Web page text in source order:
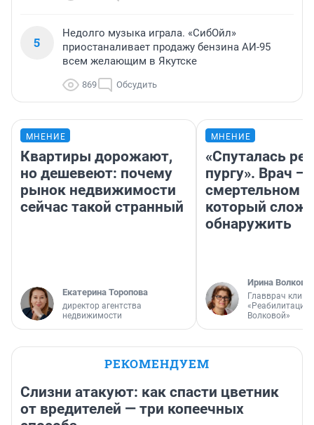
5
Недолго музыка играла. «СибОйл»
приостаналивает продажу бензина АИ-95
всем желающим в Якутске
869 Обсудить
МНЕНИЕ
Квартиры дорожают,
но дешевеют: почему
рынок недвижимости
сейчас такой странный
Екатерина Торопова
директор агентства
недвижимости
МНЕНИЕ
«Спуталась
пургу». Врач —
смертельном
который
обнаружить
Ирина Волкова
Главврач
«Реабилитация
Волковой»
РЕКОМЕНДУЕМ
Слизни атакуют: как спасти цветник
от вредителей — три копеечных